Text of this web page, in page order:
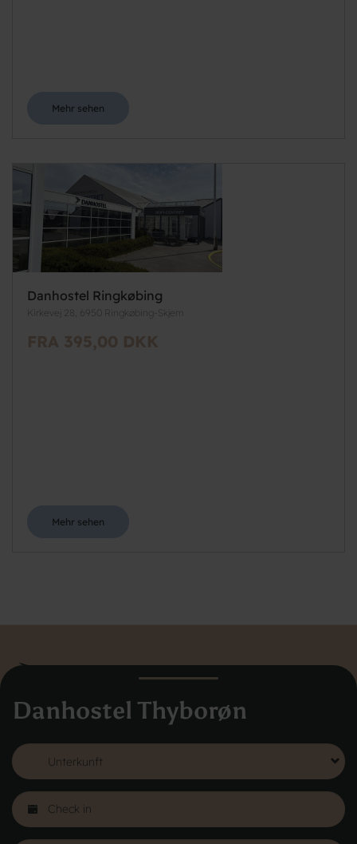
Danhostel Thyborøn
Mehr sehen
Danhostel Ringkøbing
Kirkevej 28, 6950 Ringkøbing-Skjern
FRA 395,00 DKK
Mehr sehen
Vodroffsvej 32
1900 Frederiksberg
Über Danhostel